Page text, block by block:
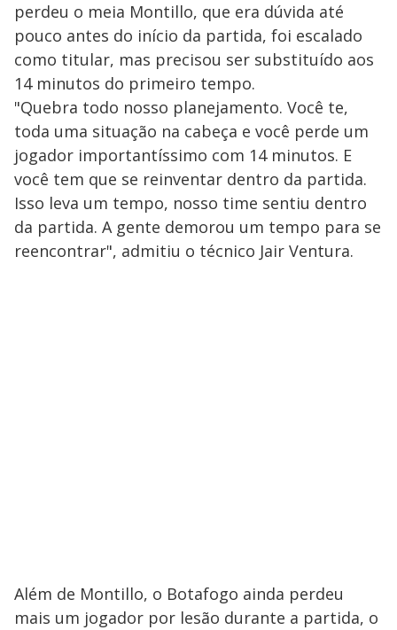
perdeu o meia Montillo, que era dúvida até
pouco antes do início da partida, foi escalado
como titular, mas precisou ser substituído aos
14 minutos do primeiro tempo.
"Quebra todo nosso planejamento. Você te,
toda uma situação na cabeça e você perde um
jogador importantíssimo com 14 minutos. E
você tem que se reinventar dentro da partida.
Isso leva um tempo, nosso time sentiu dentro
da partida. A gente demorou um tempo para se
reencontrar", admitiu o técnico Jair Ventura.
Além de Montillo, o Botafogo ainda perdeu
mais um jogador por lesão durante a partida, o